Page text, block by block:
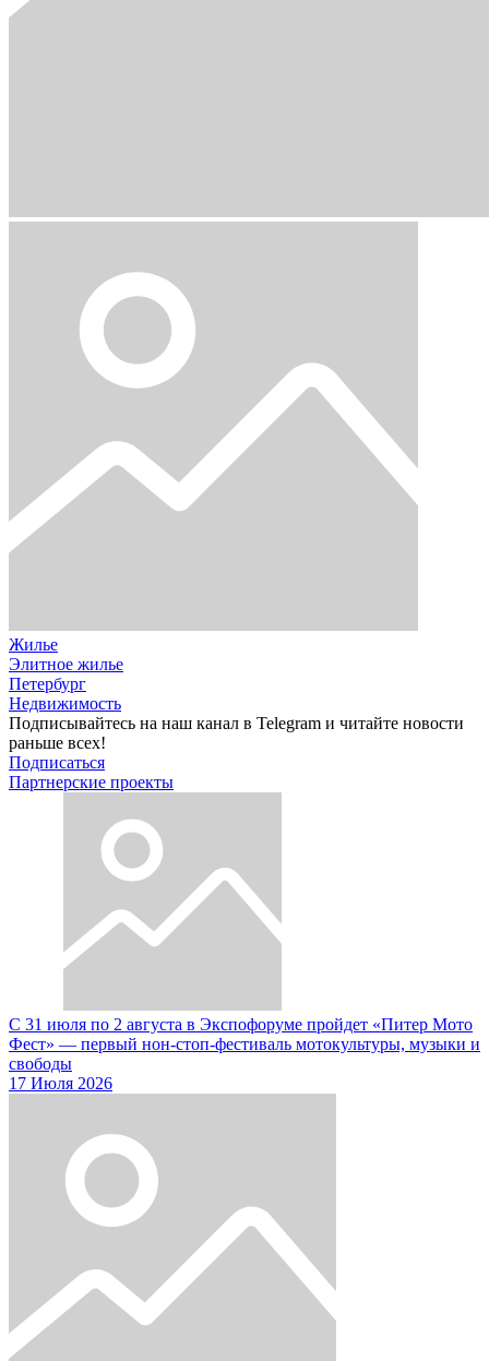
Жилье
Элитное жилье
Петербург
Недвижимость
Подписывайтесь на наш канал в Telegram и читайте новости
раньше всех!
Подписаться
Партнерские проекты
С 31 июля по 2 августа в Экспофоруме пройдет «Питер Мото
Фест» — первый нон-стоп-фестиваль мотокультуры, музыки и
свободы
17 Июля 2026